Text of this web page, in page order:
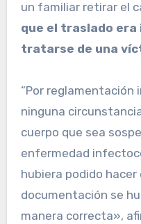
un familiar retirar el
que el traslado era
tratarse de una
“Por reglamentación interna, Aerolíneas bajo
ninguna
cuerpo que sea
enfermedad
hubiera podido
documentación se
manera correcta»,